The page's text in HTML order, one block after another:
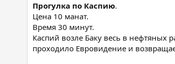
Прогулка по Каспию.
Цена 10 манат.
Время 30 минут.
Каспий возле Баку весь в нефтяных
проходило Евровидение и